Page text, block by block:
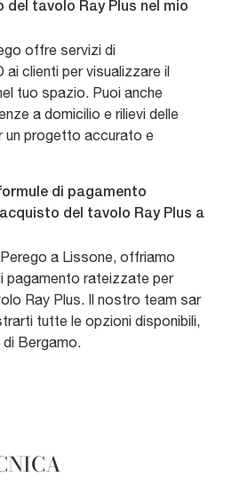
del tavolo Ray Plus nel mio
offre servizi di
clienti per visualizzare il
tuo spazio. Puoi anche
a domicilio e rilievi delle
un progetto accurato e
di pagamento
del tavolo Ray Plus a
a Lissone, offriamo
pagamento rateizzate per
Ray Plus. Il nostro team sar
tutte le opzioni disponibili,
di Bergamo.